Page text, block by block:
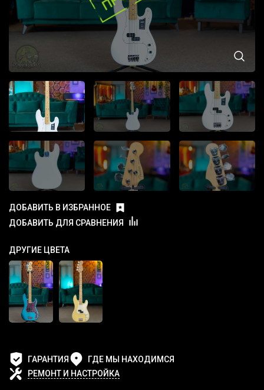
ДОБАВИТЬ В ИЗБРАННОЕ
ДОБАВИТЬ ДЛЯ СРАВНЕНИЯ
ДРУГИЕ ЦВЕТА
ГАРАНТИЯ
ГДЕ МЫ НАХОДИМСЯ
РЕМОНТ И НАСТРОЙКА